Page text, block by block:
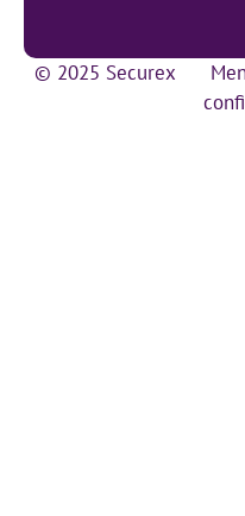
© 2025 Securex